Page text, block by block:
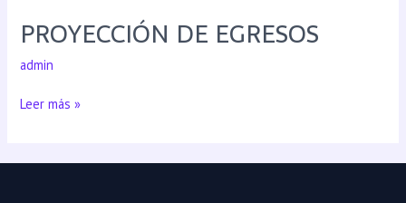
PROYECCIÓN DE EGRESOS
admin
Leer más »